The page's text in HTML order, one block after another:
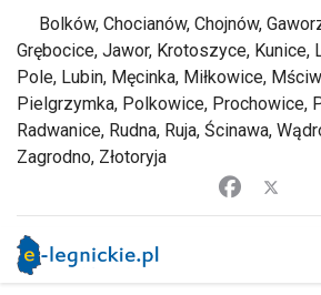
Bolków, Chocianów, Chojnów,
Grębocice, Jawor, Krotoszyce, Kunice,
Pole, Lubin, Męcinka, Miłkowice,
Pielgrzymka, Polkowice, Prochowice,
Radwanice, Rudna, Ruja, Ścinawa,
Zagrodno, Złotoryja